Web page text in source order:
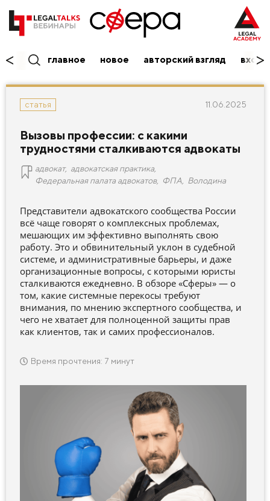
главное новое авторский взгляд вход/
статья 11.06.2025
Вызовы профессии: с какими
трудностями сталкиваются адвокаты
адвокат, адвокатская практика
Федеральная палата адвокатов, ФПА Володина
Представители адвокатского сообщества России
всё чаще говорят о комплексных проблемах,
мешающих им эффективно выполнять свою
работу. Это и обвинительный уклон в судебной
системе, и административные барьеры, и даже
организационные вопросы, с которыми юристы
сталкиваются ежедневно. В обзоре «Сферы» — о
том, какие системные перекосы требуют
внимания, по мнению экспертного сообщества, и
чего не хватает для полноценной защиты прав
как клиентов, так и самих профессионалов.
Время прочтения: 7 минут